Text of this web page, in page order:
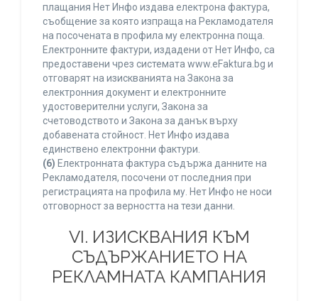
плащания Нет Инфо издава електрона фактура,
съобщение за която изпраща на Рекламодателя
на посочената в профила му електронна поща.
Електронните фактури, издадени от Нет Инфо, са
предоставени чрез системата www.eFaktura.bg и
отговарят на изискванията на Закона за
електронния документ и електронните
удостоверителни услуги, Закона за
счетоводството и Закона за данък върху
добавената стойност. Нет Инфо издава
единствено електронни фактури.
(6) Електронната фактура съдържа данните на
Рекламодателя, посочени от последния при
регистрацията на профила му. Нет Инфо не носи
отговорност за верността на тези данни.
VI. ИЗИСКВАНИЯ КЪМ
СЪДЪРЖАНИЕТО НА
РЕКЛАМНАТА КАМПАНИЯ